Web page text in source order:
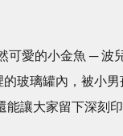
可愛的小金魚 ─ 波
玻璃罐內，被小男
能讓大家留下深刻印